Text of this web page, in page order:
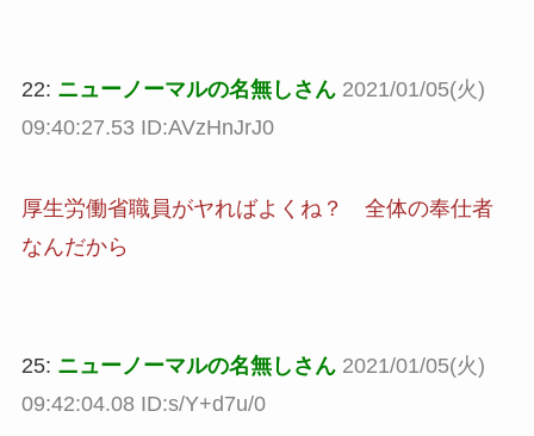
22: ニューノーマルの名無しさん 2021/01/05(火)
09:40:27.53 ID:AVzHnJrJ0
厚生労働省職員がヤればよくね？ 全体の奉仕者
なんだから
25: ニューノーマルの名無しさん 2021/01/05(火)
09:42:04.08 ID:s/Y+d7u/0